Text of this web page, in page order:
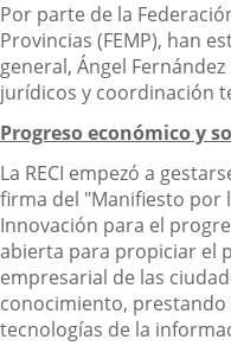
Por parte de la
Provincias (FEMP), han
general, Ángel
jurídicos y coordinación
Progreso económico y
La RECI empezó a
firma del "Manifiesto por
Innovación para el
abierta para propiciar el
empresarial de las
conocimiento, prestando
tecnologías de la